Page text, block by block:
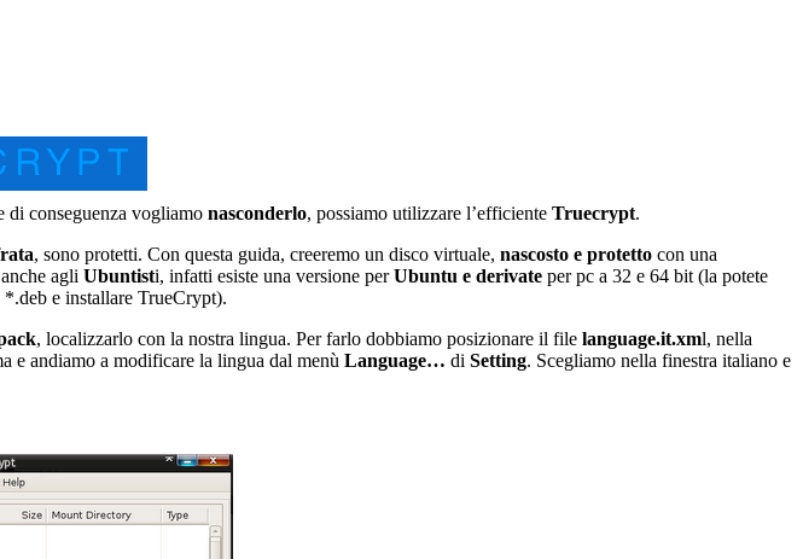
di conseguenza vogliamo nasconderlo, possiamo utilizzare l’efficiente Truecrypt.
, sono protetti. Con questa guida, creeremo un disco virtuale, nascosto e protetto con una
agli Ubuntisti, infatti esiste una versione perUbuntu e derivate per pc a 32 e 64 bit (la potete
e installare TrueCrypt).
, localizzarlo con la nostra lingua. Per farlo dobbiamo posizionare il file language.it.xml, nella
e andiamo a modificare la lingua dal menù Language… di Setting. Scegliamo nella finestra italiano e